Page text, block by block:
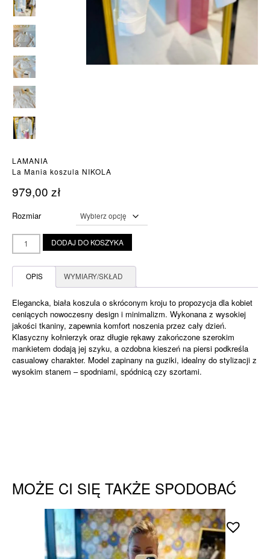
LAMANIA
La Mania koszula NIKOLA
979,00 zł
Rozmiar
ilość
La
koszula
NIKOLA
DODAJ DO KOSZYKA
OPIS WYMIARY/SKŁAD
Elegancka, biała koszula o skróconym kroju to propozycja dla kobiet
ceniących nowoczesny design i minimalizm. Wykonana z wysokiej
jakości tkaniny, zapewnia komfort noszenia przez cały dzień.
Klasyczny kołnierzyk oraz długie rękawy zakończone szerokim
mankietem dodają jej szyku, a ozdobna kieszeń na piersi podkreśla
casualowy charakter. Model zapinany na guziki, idealny do stylizacji z
wysokim stanem – spodniami, spódnicą czy szortami.
MOŻE CI SIĘ TAKŻE SPODOBAĆ